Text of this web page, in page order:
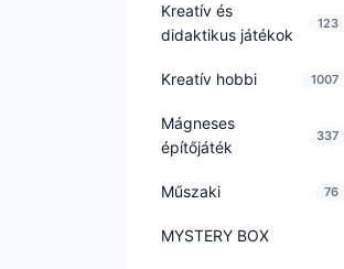
Kreatív és
didaktikus játékok
123
Kreatív hobbi 1007
Mágneses
építőjáték
337
Műszaki 76
MYSTERY BOX